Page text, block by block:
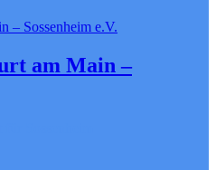
am Main –